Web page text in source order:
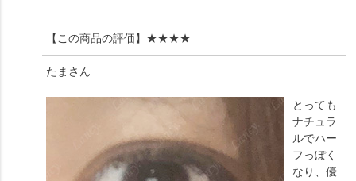
【この商品の評価】 ★★★★
たま さん
とっても
ナチュラ
ルでハー
フっぽく
なり、優